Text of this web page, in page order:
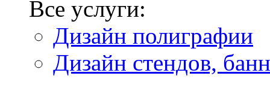
Все услуги:
Дизайн полиграфии
Дизайн стендов,